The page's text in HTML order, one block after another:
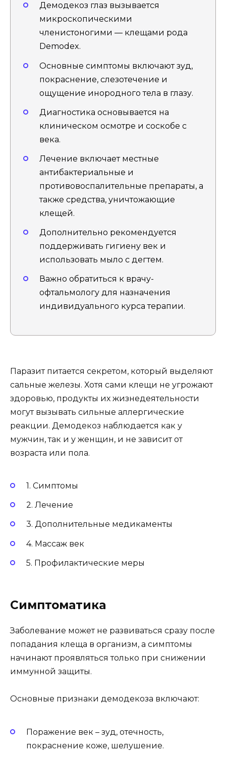
Демодекоз глаз вызывается
микроскопическими
членистоногими — клещами рода
Demodex.
Основные симптомы включают зуд,
покраснение, слезотечение и
ощущение инородного тела в глазу.
Диагностика основывается на
клиническом осмотре и соскобе с
века.
Лечение включает местные
антибактериальные и
противовоспалительные препараты, а
также средства, уничтожающие
клещей.
Дополнительно рекомендуется
поддерживать гигиену век и
использовать мыло с дегтем.
Важно обратиться к врачу-
офтальмологу для назначения
индивидуального курса терапии.
Паразит питается секретом, который выделяют
сальные железы. Хотя сами клещи не угрожают
здоровью, продукты их жизнедеятельности
могут вызывать сильные аллергические
реакции. Демодекоз наблюдается как у
мужчин, так и у женщин, и не зависит от
возраста или пола.
1. Симптомы
2. Лечение
3. Дополнительные медикаменты
4. Массаж век
5. Профилактические меры
Симптоматика
Заболевание может не развиваться сразу после
попадания клеща в организм, а симптомы
начинают проявляться только при снижении
иммунной защиты.
Основные признаки демодекоза включают:
Поражение век – зуд, отечность,
покраснение коже, шелушение.